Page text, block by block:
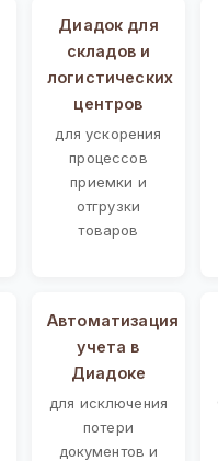
Диадок для
складов и
логистических
центров
для ускорения
процессов
приемки и
отгрузки
товаров
Автоматизация
учета в
Диадоке
для исключения
потери
документов и